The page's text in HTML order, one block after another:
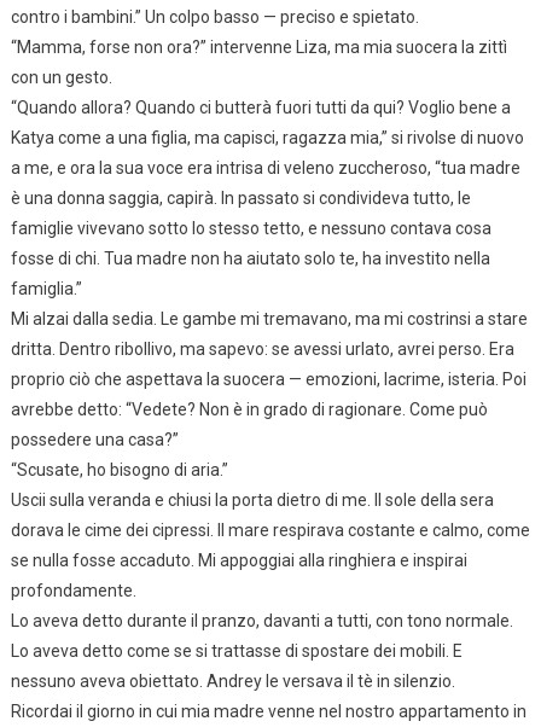
contro i bambini.” Un colpo basso — preciso e spietato.
“Mamma, forse non ora?” intervenne Liza, ma mia suocera la zittì
con un gesto.
“Quando allora? Quando ci butterà fuori tutti da qui? Voglio bene a
Katya come a una figlia, ma capisci, ragazza mia,” si rivolse di nuovo
a me, e ora la sua voce era intrisa di veleno zuccheroso, “tua madre
è una donna saggia, capirà. In passato si condivideva tutto, le
famiglie vivevano sotto lo stesso tetto, e nessuno contava cosa
fosse di chi. Tua madre non ha aiutato solo te, ha investito nella
famiglia.”
Mi alzai dalla sedia. Le gambe mi tremavano, ma mi costrinsi a stare
dritta. Dentro ribollivo, ma sapevo: se avessi urlato, avrei perso. Era
proprio ciò che aspettava la suocera — emozioni, lacrime, isteria. Poi
avrebbe detto: “Vedete? Non è in grado di ragionare. Come può
possedere una casa?”
“Scusate, ho bisogno di aria.”
Uscii sulla veranda e chiusi la porta dietro di me. Il sole della sera
dorava le cime dei cipressi. Il mare respirava costante e calmo, come
se nulla fosse accaduto. Mi appoggiai alla ringhiera e inspirai
profondamente.
Lo aveva detto durante il pranzo, davanti a tutti, con tono normale.
Lo aveva detto come se si trattasse di spostare dei mobili. E
nessuno aveva obiettato. Andrey le versava il tè in silenzio.
Ricordai il giorno in cui mia madre venne nel nostro appartamento in